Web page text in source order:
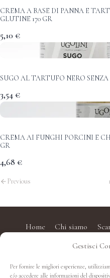
Gestisci
Per fornire le migliori esperienze,
e/o accedere alle informazioni del
CREMA A BASE DI PANNA E
GLUTINE 170 GR
5,10 €
SUGO AL TARTUFO NERO
3,54 €
CREMA AI FUNGHI PORCINI E
GR
4,68 €
Previous 1
Home Chi siamo
Privacy policy
Cookie